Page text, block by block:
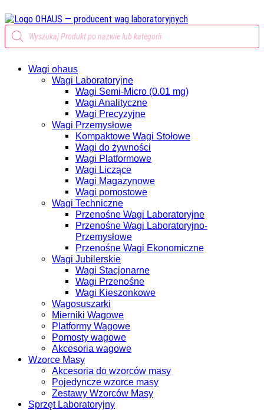
Wyszukiwarka
produktów
Wagi ohaus
Wagi Laboratoryjne
Wagi Semi-Micro (0.01 mg)
Wagi Analityczne
Wagi Precyzyjne
Wagi Przemysłowe
Kompaktowe Wagi Stołowe
Wagi do żywności
Wagi Platformowe
Wagi Liczące
Wagi Magazynowe
Wagi pomostowe
Wagi Techniczne
Przenośne Wagi Laboratoryjne
Przenośne Wagi Laboratoryjno-
Przemysłowe
Przenośne Wagi Ekonomiczne
Wagi Jubilerskie
Wagi Stacjonarne
Wagi Przenośne
Wagi Kieszonkowe
Wagosuszarki
Mierniki Wagowe
Platformy Wagowe
Pomosty wagowe
Akcesoria wagowe
Wzorce Masy
Akcesoria do wzorców masy
Pojedyncze wzorce masy
Zestawy Wzorców Masy
Sprzęt Laboratoryjny